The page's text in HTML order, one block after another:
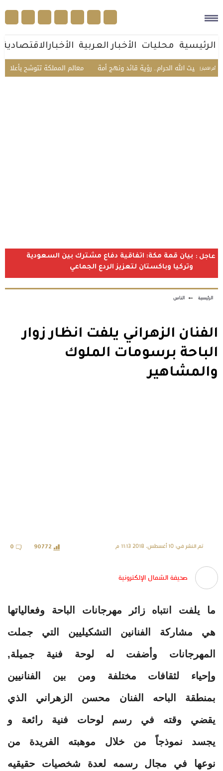
الرئيسية محليات الأخبار العربية الأخبارالاقتصادية
أخر الأخبار | معالم المملكة تتوشح بأعلام السعودية الله الحرام.. رؤية قائد ونهج أمة
عاجل : بيان قمة مكة: اتفاقية دفاع مشترك بين السعودية
وتركيا وباكستان لتعزيز الردع الجماعي
الرئيسية ← الناس
الفنان الزهراني يلفت انظار زوار
الباحة برسومات الملوك
والمشاهير
تم النشر في: 10 أغسطس، 2018 11:13 م 90772
0
صحيفة الشمال الإلكترونية
ما يلفت انتباه زائر مهرجانات الباحة وفعالياتها
هي مشاركة الفنانين التشكيليين التي جملت
المهرجانات وأضفت له لوحة فنية جميلة,
وإحياء لثقافات مختلفة ومن بين الفنانيين
بمنطقة الباحه الفنان محسن الزهراني الذي
يقضي وقته في رسم لوحات فنية رائعة و
يجسد نموذجاً من خلال موهبته الفريدة من
نوعها في مجال رسمه لعدة شخصيات حقيقيه